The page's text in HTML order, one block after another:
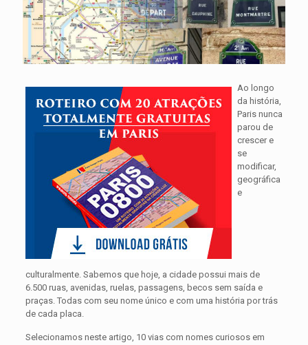
Ao longo
da história,
Paris nunca
parou de
crescer e
se
modificar,
geográfica
e
culturalmente. Sabemos que hoje, a cidade possui mais de
6.500 ruas, avenidas, ruelas, passagens, becos sem saída e
praças. Todas com seu nome único e com uma história por trás
de cada placa.
Selecionamos neste artigo, 10 vias com nomes curiosos em